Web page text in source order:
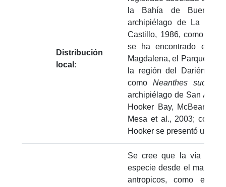
Distribución
local :
la Bahía de
archipiélago de La
Castillo, 1986, como
se ha encontrado en
Magdalena, el Parque
la región del Darién
como Neanthes
archipiélago de San
Hooker Bay, McBean
Mesa et al., 2003; como
Hooker se presentó una
Se cree que la vía más
especie desde el mar del
antropicos, como el